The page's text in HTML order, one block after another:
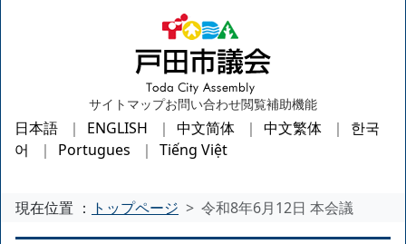
サイトマップお問い合わせ閲覧補助機能
日本語 ENGLISH 中文简体 中文繁体
한국
어
Portugues Tiếng Việt
現在位置 ： トップページ 令和8年6月12日 本会議